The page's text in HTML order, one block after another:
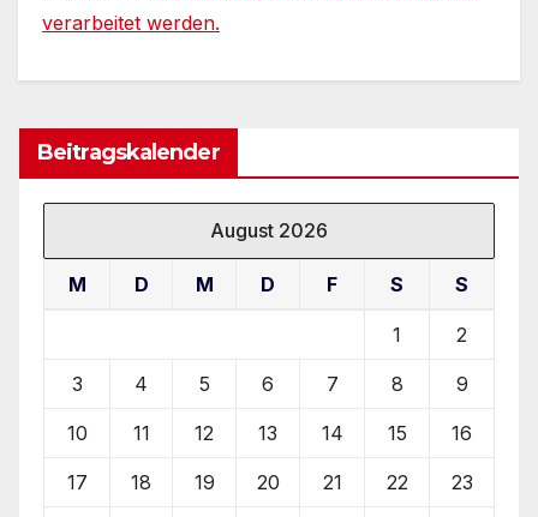
verarbeitet werden.
Beitragskalender
August 2026
M D M D F S S
1 2
3 4 5 6 7 8 9
10 11 12 13 14 15 16
17 18 19 20 21 22 23